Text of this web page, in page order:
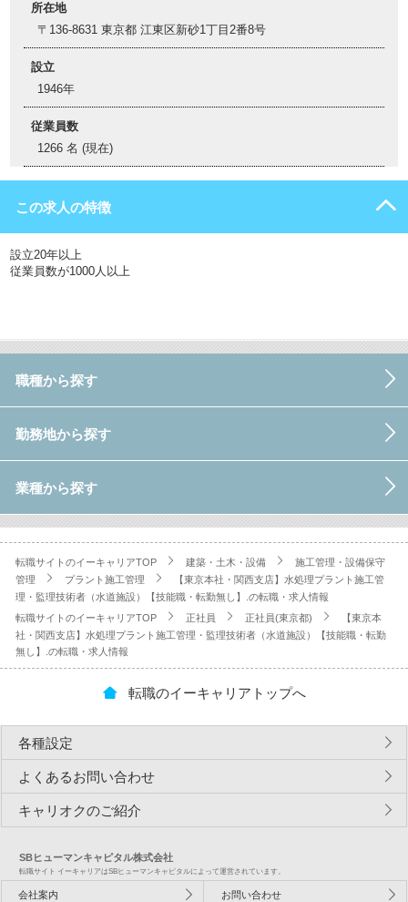
所在地
〒136-8631 東京都 江東区新砂1丁目2番8号
設立
1946年
従業員数
1266 名 (現在)
この求人の特徴
設立20年以上
従業員数が1000人以上
職種から探す
勤務地から探す
業種から探す
転職サイトのイーキャリアTOP 建築・土木・設備
施工管理・設備保守
管理
プラント施工管理
【東京本社・関西支店】水処理プラント施工管
理・監理技術者（水道施設）【技能職・転勤無し】.の転職・求人情報
転職サイトのイーキャリアTOP
正社員 正社員(東京都)
【東京本
社・関西支店】水処理プラント施工管理・監理技術者（水道施設）【技能職・転勤
無し】.の転職・求人情報
転職のイーキャリアトップへ
各種設定
よくあるお問い合わせ
キャリオクのご紹介
SBヒューマンキャピタル株式会社
転職サイト イーキャリアはSBヒューマンキャピタルによって運営されています。
会社案内 お問い合わせ